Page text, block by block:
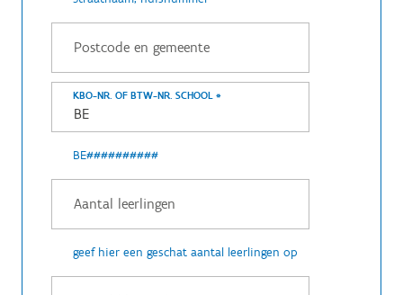
KBO-NR. OF BTW-NR. SCHOOL *
BE##########
geef hier een geschat aantal leerlingen op